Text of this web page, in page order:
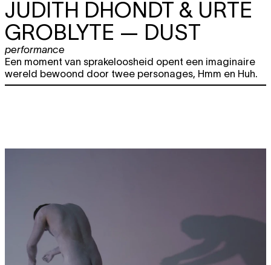
JUDITH DHONDT & URTE
GROBLYTE — DUST
performance
Een moment van sprakeloosheid opent een imaginaire
wereld bewoond door twee personages, Hmm en Huh.